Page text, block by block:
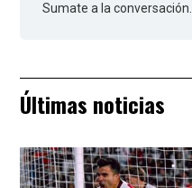
Sumate a la conversación.
Últimas noticias